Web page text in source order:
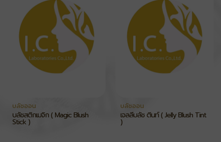
บลัชออน
บลัชสติ๊กเมจิก ( Magic Blush
Stick )
บลัชออน
เจลลี่บลัช ติ้นท์ ( Jelly Blush Tint
)